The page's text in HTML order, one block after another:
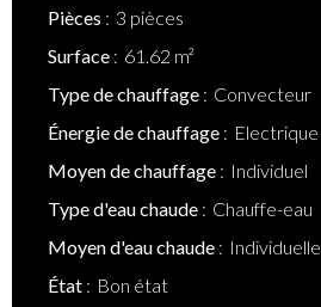
Pièces
3 pièces
Surface
61.62 m²
Type de chauffage
Convecteur
Énergie de chauffage
Electrique
Moyen de chauffage
Individuel
Type d'eau chaude
Chauffe-eau
Moyen d'eau chaude
Individuelle
État
Bon état